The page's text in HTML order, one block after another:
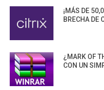
¡MÁS DE
BRECHA DE
¿MARK OF
CON UN